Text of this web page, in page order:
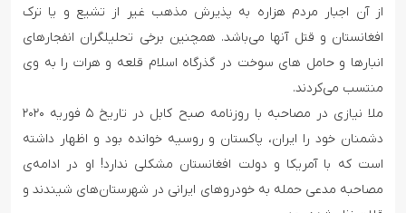
از آن اجبار مردم هزاره به پذیرش مذهب غیر از تشیع و یا ترک
افغانستان و قتل آنها می‌باشد. همچنین برخی تحلیلگران انفجارهای
انبارها و حامل های سوخت در گذرگاه اسلام قلعه و هرات را به وی
منتسب می‌کردند.
ملا نیازی در مصاحبه با روزنامه صبح کابل در تاریخ ۵ فوریه ۲۰۲۰
دشمنان خود را ایران، پاکستان و روسیه خوانده بود و اظهار داشته
است که با آمریکا و دولت افغانستان مشکلی ندارد! او در ادامه‌ی
مصاحبه مدعی حمله به خودروهای ایرانی در شهرستان‌های شیندند و